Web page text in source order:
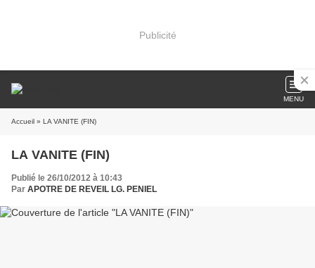
Publicité
MENU
Accueil » LA VANITE (FIN)
LA VANITE (FIN)
Publié le 26/10/2012 à 10:43
Par APOTRE DE REVEIL LG. PENIEL